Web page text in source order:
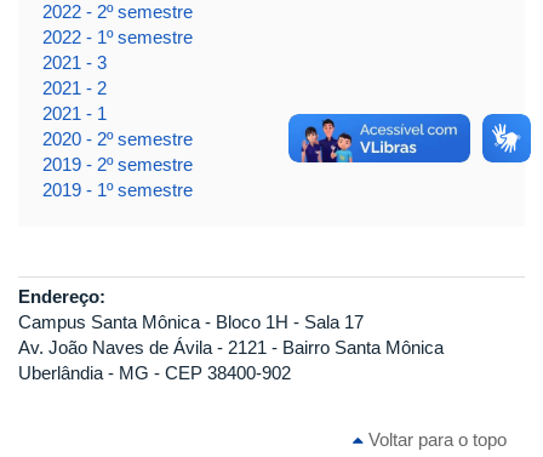
2022 - 2º semestre
2022 - 1º semestre
2021 - 3
2021 - 2
2021 - 1
2020 - 2º semestre
2019 - 2º semestre
2019 - 1º semestre
Endereço:
Campus Santa Mônica - Bloco 1H - Sala 17
Av. João Naves de Ávila - 2121 - Bairro Santa Mônica
Uberlândia - MG - CEP 38400-902
Voltar para o topo